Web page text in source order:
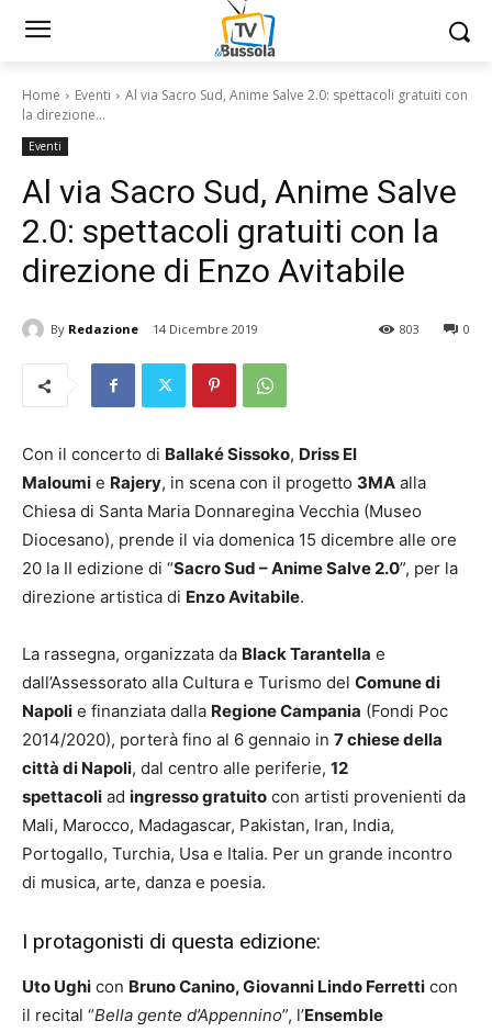
Home Eventi
Al via Sacro Sud, Anime Salve 2.0: spettacoli gratuiti con
la direzione...
Eventi
Al via Sacro Sud, Anime Salve
2.0: spettacoli gratuiti con la
direzione di Enzo Avitabile
By Redazione 14 Dicembre 2019 0
803
Con il concerto di Ballaké Sissoko, Driss El
Maloumi e Rajery, in scena con il progetto 3MA alla
Chiesa di Santa Maria Donnaregina Vecchia (Museo
Diocesano), prende il via domenica 15 dicembre alle ore
20 la II edizione di “Sacro Sud – Anime Salve 2.0”, per la
direzione artistica di Enzo Avitabile.
La rassegna, organizzata da Black Tarantella e
dall’Assessorato alla Cultura e Turismo del Comune di
Napoli e finanziata dalla Regione Campania (Fondi Poc
2014/2020), porterà fino al 6 gennaio in 7 chiese della
città di Napoli, dal centro alle periferie, 12
spettacoli ad ingresso gratuito con artisti provenienti da
Mali, Marocco, Madagascar, Pakistan, Iran, India,
Portogallo, Turchia, Usa e Italia. Per un grande incontro
di musica, arte, danza e poesia.
I protagonisti di questa edizione:
Uto Ughi con Bruno Canino, Giovanni Lindo Ferretti con
il recital “Bella gente d’Appennino”, l’Ensemble